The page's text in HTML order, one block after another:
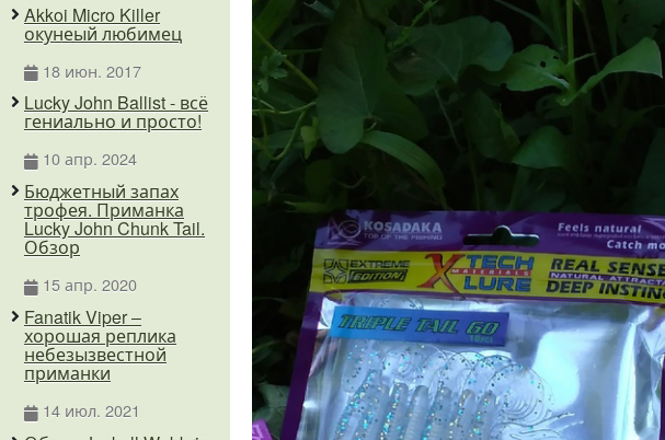
Akkoi Micro Killer
окунеый любимец
18 июн. 2017
Lucky John Ballist - всё
гениально и просто!
10 апр. 2024
Бюджетный запах
трофея. Приманка
Lucky John Chunk Tail.
Обзор
15 апр. 2020
Fanatik Viper –
хорошая реплика
небезызвестной
приманки
14 июл. 2021